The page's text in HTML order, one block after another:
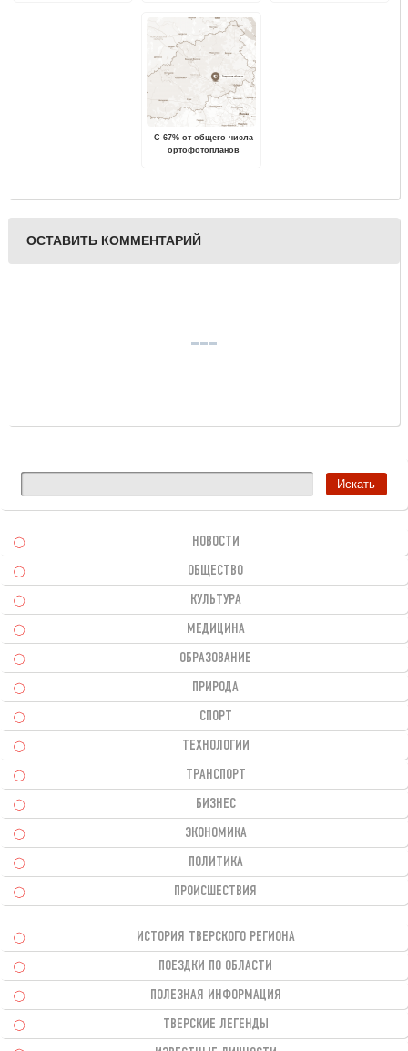
С 67% от общего числа
ортофотопланов
ОСТАВИТЬ КОММЕНТАРИЙ
НОВОСТИ
ОБЩЕСТВО
КУЛЬТУРА
МЕДИЦИНА
ОБРАЗОВАНИЕ
ПРИРОДА
СПОРТ
ТЕХНОЛОГИИ
ТРАНСПОРТ
БИЗНЕС
ЭКОНОМИКА
ПОЛИТИКА
ПРОИСШЕСТВИЯ
ИСТОРИЯ ТВЕРСКОГО РЕГИОНА
ПОЕЗДКИ ПО ОБЛАСТИ
ПОЛЕЗНАЯ ИНФОРМАЦИЯ
ТВЕРСКИЕ ЛЕГЕНДЫ